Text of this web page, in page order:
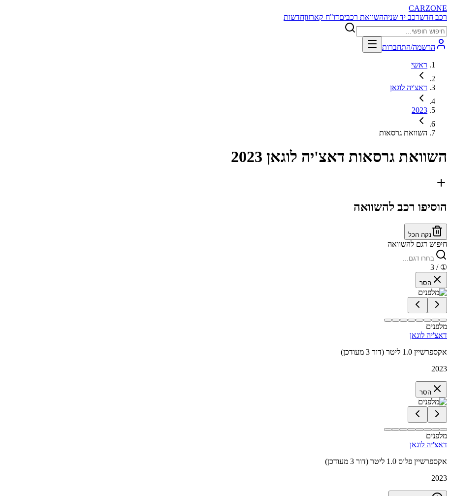
CARZONE
רכב חדשרכב יד שניההשוואת רכביםדו"ח קארזוןחדשות
הרשמה/התחברות
ראשי
דאצ'יה לוגאן
2023
השוואת גרסאות
השוואת גרסאות דאצ'יה לוגאן 2023
הוסיפו רכב להשוואה
נקה הכל
חיפוש דגם להשוואה
①
/ 3
הסר
מלפנים
דאצ'יה לוגאן
אקספרשיין 1.0 ליטר (דור 3 מעודכן)
2023
הסר
מלפנים
דאצ'יה לוגאן
אקספרשיין פלוס 1.0 ליטר (דור 3 מעודכן)
2023